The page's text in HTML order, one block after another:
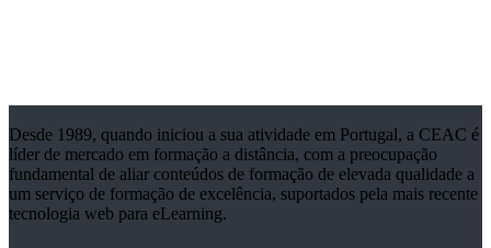
Desde 1989, quando iniciou a sua atividade em Portugal, a CEAC é
líder de mercado em formação a distância, com a preocupação
fundamental de aliar conteúdos de formação de elevada qualidade a
um serviço de formação de excelência, suportados pela mais recente
tecnologia web para eLearning.